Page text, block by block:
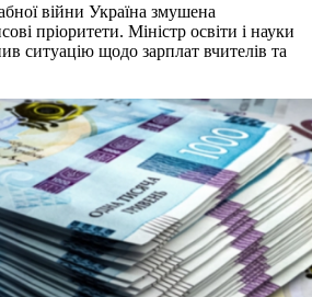
війни Україна змушена
пріоритети. Міністр освіти і науки
ситуацію щодо зарплат вчителів та